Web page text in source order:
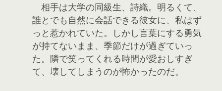
相手は大学の同級生、詩織。明るくて、
誰とでも自然に会話できる彼女に、私はず
っと惹かれていた。しかし言葉にする勇気
が持てないまま、季節だけが過ぎていっ
た。隣で笑ってくれる時間が愛おしすぎ
て、壊してしまうのが怖かったのだ。